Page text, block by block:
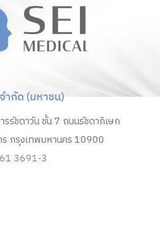
ำกัด (มหาชน)
รรัชดาวัน ชั้น 7 ถนนรัชดาภิเษก
กรุงเทพมหานคร 10900
3691-3